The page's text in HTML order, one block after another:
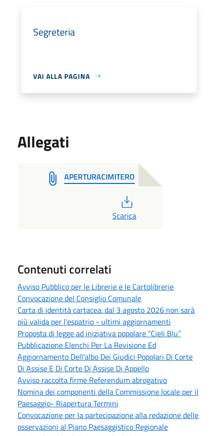
Segreteria
VAI ALLA PAGINA
Allegati
APERTURACIMITERO
Scarica
Contenuti correlati
Avviso Pubblico per le Librerie e le Cartolibrerie
Convocazione del Consiglio Comunale
Carta di identità cartacea: dal 3 agosto 2026 non sarà
più valida per l'espatrio - ultimi aggiornamenti
Proposta di legge ad iniziativa popolare “Cieli Blu”
Pubblicazione Elenchi Per La Revisione Ed
Aggiornamento Dell'albo Dei Giudici Popolari Di Corte
Di Assise E Di Corte Di Assise Di Appello
Avviso raccolta firme Referendum abrogativo
Nomina dei componenti della Commissione locale per il
Paesaggio- Riapertura Termini
Convocazione per la partecipazione alla redazione delle
osservazioni al Piano Paesaggistico Regionale